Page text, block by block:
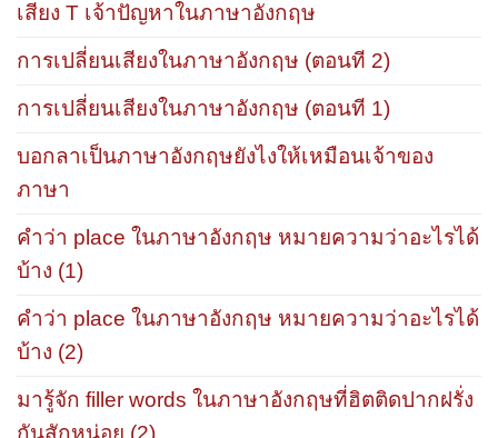
เสียง T เจ้าปัญหาในภาษาอังกฤษ
การเปลี่ยนเสียงในภาษาอังกฤษ (ตอนที 2)
การเปลี่ยนเสียงในภาษาอังกฤษ (ตอนที 1)
บอกลาเป็นภาษาอังกฤษยังไงให้เหมือนเจ้าของ
ภาษา
คำว่า place ในภาษาอังกฤษ หมายความว่าอะไรได้
บ้าง (1)
คำว่า place ในภาษาอังกฤษ หมายความว่าอะไรได้
บ้าง (2)
มารู้จัก filler words ในภาษาอังกฤษที่ฮิตติดปากฝรั่ง